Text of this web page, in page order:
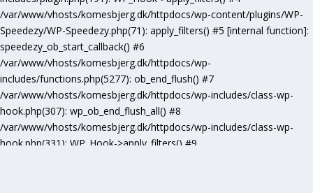
/var/www/vhosts/komesbjerg.dk/httpdocs/wp-content/plugins/WP-
Speedezy/WP-Speedezy.php(71): apply_filters() #5 [internal function]:
speedezy_ob_start_callback() #6
/var/www/vhosts/komesbjerg.dk/httpdocs/wp-
includes/functions.php(5277): ob_end_flush() #7
/var/www/vhosts/komesbjerg.dk/httpdocs/wp-includes/class-wp-
hook.php(307): wp_ob_end_flush_all() #8
/var/www/vhosts/komesbjerg.dk/httpdocs/wp-includes/class-wp-
hook.php(331): WP_Hook->apply_filters() #9